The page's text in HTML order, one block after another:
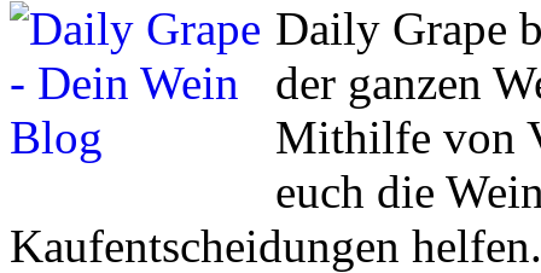
Daily Grape
der ganzen
Mithilfe von
euch die
Kaufentscheidungen helfen.